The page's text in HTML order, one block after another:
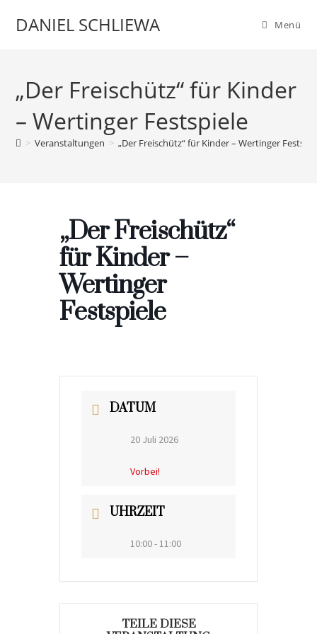
InhaltDANIEL SCHLIEWA Menü
„Der Freischütz“ für Kinder
– Wertinger Festspiele
> Veranstaltungen > „Der Freischütz“ für Kinder – Wertinger
„Der Freischütz“
für Kinder –
Wertinger
Festspiele
DATUM
20 Juli 2026
Vorbei!
UHRZEIT
10:00 - 11:00
TEILE DIESE